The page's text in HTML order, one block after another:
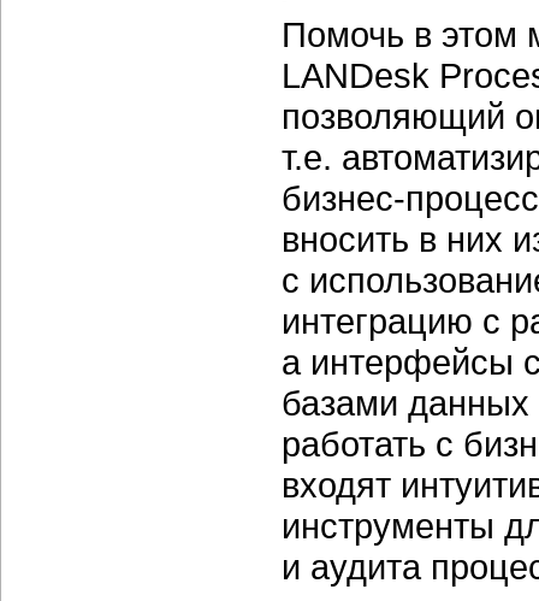
Помочь в этом
LANDesk
позволяющий
т.е.
бизнес-
вносить в них
с
интеграцию с
а интерфейсы
базами данных
работать с
входят
инструменты
и аудита